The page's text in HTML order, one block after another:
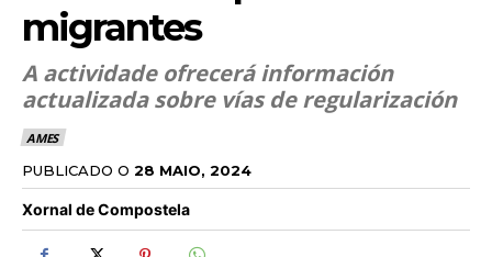
migrantes
A actividade ofrecerá información
actualizada sobre vías de regularización
AMES
PUBLICADO O 28 MAIO, 2024
Xornal de Compostela